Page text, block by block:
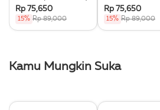
Mandi ! (Boardbook)
Rp 75,650
15% Rp 89,000
Tangan, Belum?
(Boardbook)
Rp 75,650
15% Rp 89,000
Kamu Mungkin Suka